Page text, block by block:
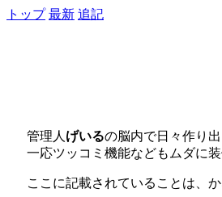
トップ 最新 追記
管理人 げいるの脳内で日々作り
一応ツッコミ機能などもムダに装
ここに記載されていることは、